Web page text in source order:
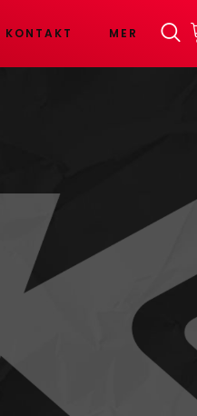
KONTAKT MER